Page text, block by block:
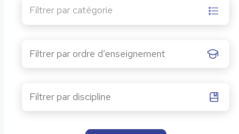
Filtrer par catégorie